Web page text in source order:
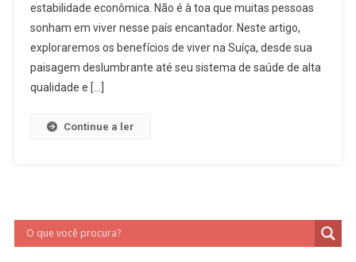
estabilidade econômica. Não é à toa que muitas pessoas
sonham em viver nesse país encantador. Neste artigo,
exploraremos os benefícios de viver na Suíça, desde sua
paisagem deslumbrante até seu sistema de saúde de alta
qualidade e […]
Continue a ler